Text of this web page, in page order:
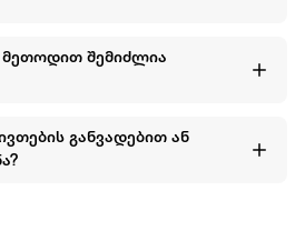
შემიძლია
განვადებით ან